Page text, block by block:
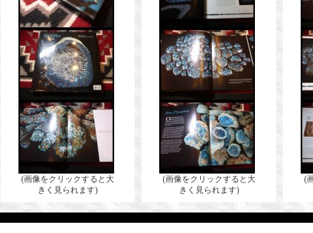
(画像をクリックすると大
きく見られます)
(画像をクリックすると大
きく見られます)
(